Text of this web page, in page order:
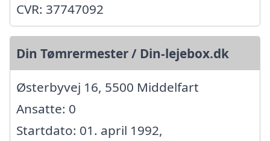
CVR: 37747092
Din Tømrermester / Din-lejebox.dk
Østerbyvej 16, 5500 Middelfart
Ansatte: 0
Startdato: 01. april 1992,